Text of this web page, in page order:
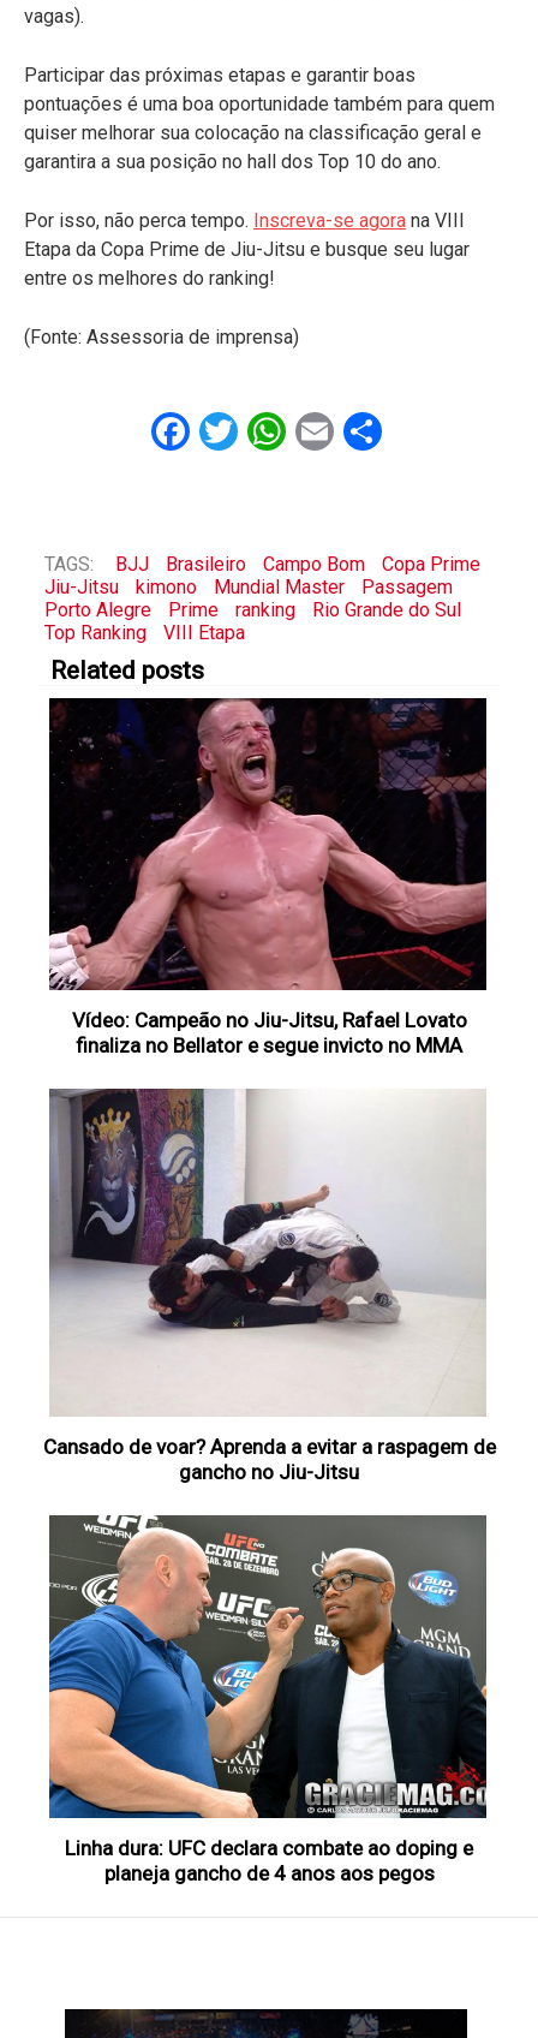
vagas).
Participar das próximas etapas e garantir boas
pontuações é uma boa oportunidade também para quem
quiser melhorar sua colocação na classificação geral e
garantira a sua posição no hall dos Top 10 do ano.
Por isso, não perca tempo. Inscreva-se agora na VIII
Etapa da Copa Prime de Jiu-Jitsu e busque seu lugar
entre os melhores do ranking!
(Fonte: Assessoria de imprensa)
Facebook
Twitter
WhatsApp
EmailShare
TAGS: BJJ Brasileiro Campo Bom
Copa Prime
Jiu-Jitsu
kimono Mundial Master
Passagem
Porto Alegre
Prime ranking
Rio Grande do Sul
Top Ranking
VIII Etapa
Related posts
Vídeo: Campeão no Jiu-Jitsu, Rafael Lovato
finaliza no Bellator e segue invicto no MMA
Cansado de voar? Aprenda a evitar a raspagem de
gancho no Jiu-Jitsu
Linha dura: UFC declara combate ao doping e
planeja gancho de 4 anos aos pegos